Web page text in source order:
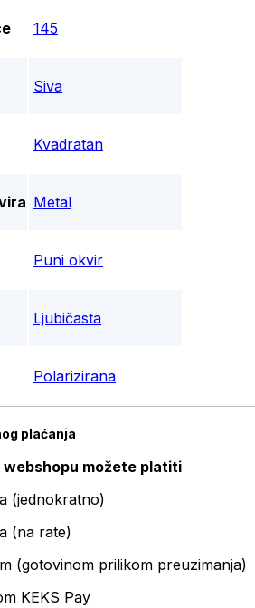
145
Siva
Kvadratan
Metal
Puni okvir
Ljubičasta
Polarizirana
plaćanja
webshopu možete platiti
(jednokratno)
(na rate)
(gotovinom prilikom preuzimanja)
KEKS Pay